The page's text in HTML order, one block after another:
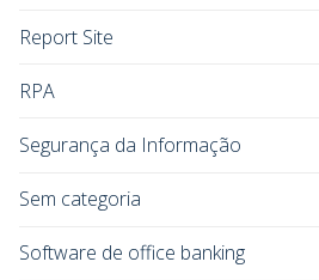
Report Site
RPA
Segurança da Informação
Sem categoria
Software de office banking